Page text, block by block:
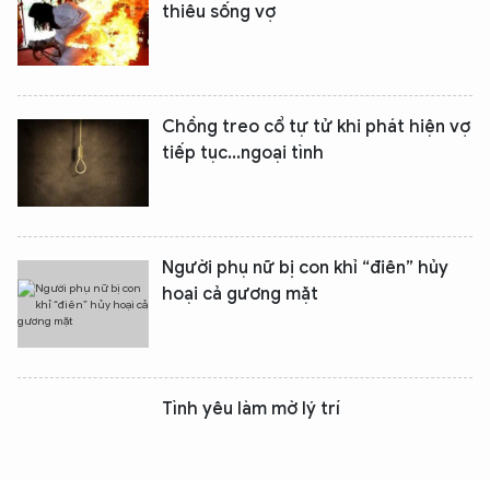
thiêu sống vợ
Chồng treo cổ tự tử khi phát hiện vợ
tiếp tục...ngoại tình
Người phụ nữ bị con khỉ “điên” hủy
hoại cả gương mặt
Tình yêu làm mờ lý trí
XIN CHÀO,
TÔI LÀ CHATBOT CỦA
Hãy hỏi tôi bất kỳ điều gì bạn cần biết về